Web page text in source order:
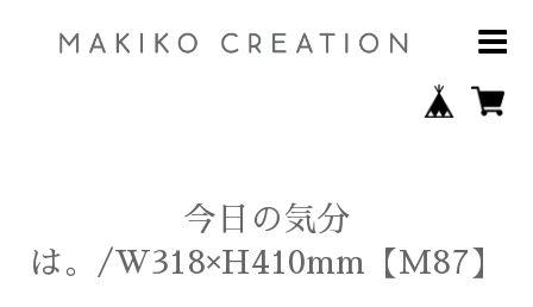
今日の気分
は。/W318×H410mm【M87】